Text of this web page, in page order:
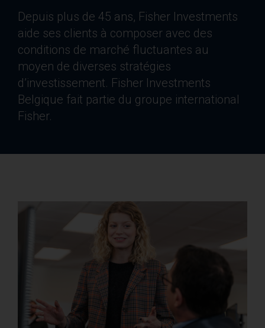
Depuis plus de 45 ans, Fisher Investments
aide ses clients à composer avec des
conditions de marché fluctuantes au
moyen de diverses stratégies
d’investissement. Fisher Investments
Belgique fait partie du groupe international
Fisher.